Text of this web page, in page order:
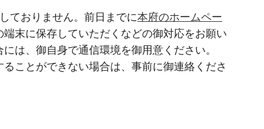
ておりません。前日までに本府のホームペー
末に保存していただくなどの御対応をお願い
は、御自身で通信環境を御用意ください。
ことができない場合は、事前に御連絡くださ